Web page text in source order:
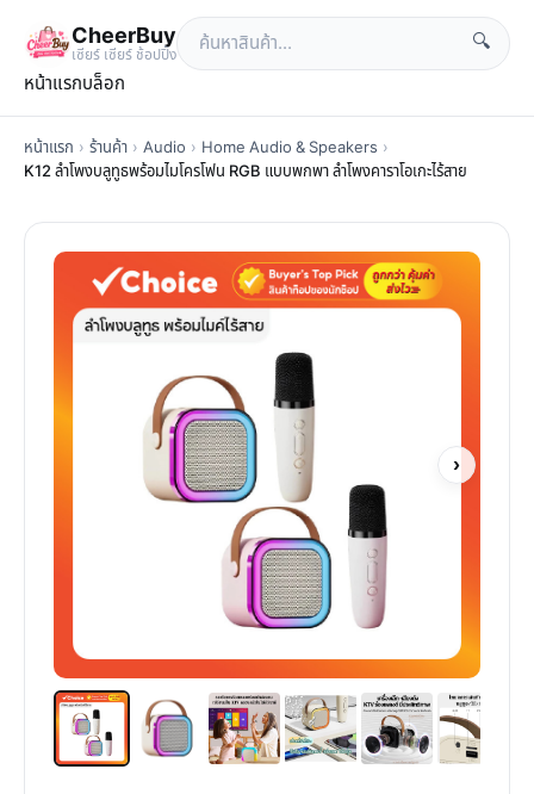
CheerBuy
เซียร์ เซียร์ ช้อปปิ้ง
🔍
หน้าแรกบล็อก
หน้าแรก › ร้านค้า › Audio › Home Audio & Speakers ›
K12 ลำโพงบลูทูธพร้อมไมโครโฟน RGB แบบพกพา ลำโพงคาราโอเกะไร้สาย
›